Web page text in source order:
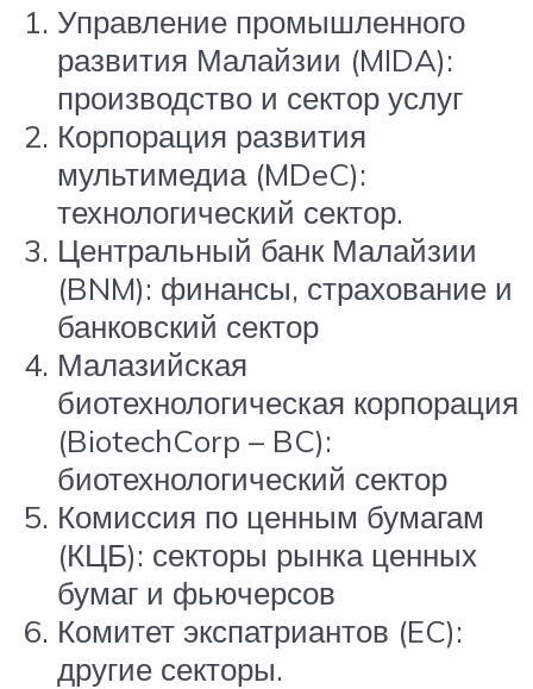
Управление промышленного
развития Малайзии (MIDA):
производство и сектор услуг
Корпорация развития
мультимедиа (MDeC):
технологический сектор.
Центральный банк Малайзии
(BNM): финансы, страхование и
банковский сектор
Малазийская
биотехнологическая корпорация
(BiotechCorp – BC):
биотехнологический сектор
Комиссия по ценным бумагам
(КЦБ): секторы рынка ценных
бумаг и фьючерсов
Комитет экспатриантов (EC):
другие секторы.